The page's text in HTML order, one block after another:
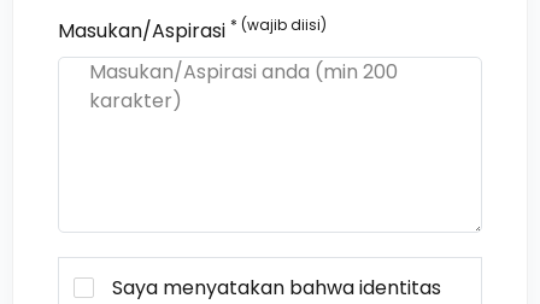
Masukan/Aspirasi * (wajib diisi)
Saya menyatakan bahwa identitas